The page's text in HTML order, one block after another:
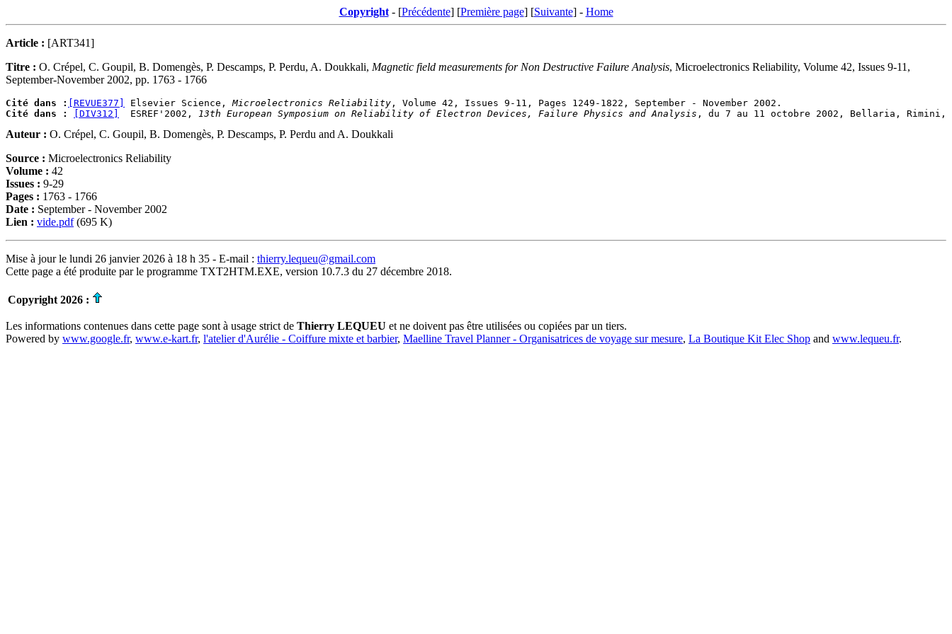
Copyright- [Précédente] [Première page] [Suivante] - Home
Article : [ART341]
Titre : O. Crépel, C. Goupil, B. Domengès, P. Descamps, P. Perdu, A. Doukkali, Magnetic field measurements for Non Destructive Failure Analysis, Microelectronics Reliability, Volume 42, Issues 9-11,
September-November 2002, pp. 1763 - 1766
Cité dans : [REVUE377] Elsevier Science, Microelectronics Reliability
Cité dans :
[DIV312]
  ESREF'2002,
13th European Symposium on Reliability of Electron Devices, Failure Physics and Analysis
Auteur : O. Crépel, C. Goupil, B. Domengès, P. Descamps, P. Perdu and A. Doukkali
Source : Microelectronics Reliability
Volume : 42
Issues : 9-29
Pages : 1763 - 1766
Date : September - November 2002
Lien : vide.pdf(695 K)
Mise à jour le lundi 26 janvier 2026 à 18 h 35 - E-mail : thierry.lequeu@gmail.com
Cette page a été produite par le programme TXT2HTM.EXE, version 10.7.3 du 27 décembre 2018.
Copyright 2026 :
Les informations contenues dans cette page sont à usage strict de Thierry LEQUEU et ne doivent pas être utilisées ou copiées par un tiers.
Powered by www.google.fr, www.e-kart.fr, l'atelier d'Aurélie - Coiffure mixte et barbier, Maelline Travel Planner - Organisatrices de voyage sur mesure, La Boutique Kit Elec Shop and www.lequeu.fr.